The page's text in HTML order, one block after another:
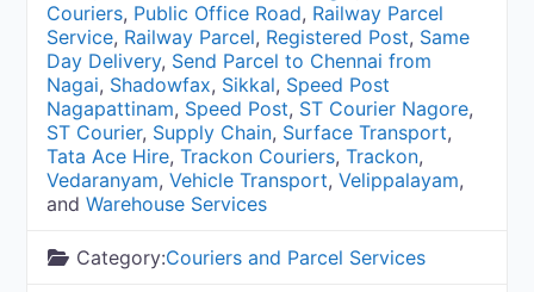
Couriers, Public Office Road, Railway Parcel
Service, Railway Parcel, Registered Post, Same
Day Delivery, Send Parcel to Chennai from
Nagai, Shadowfax, Sikkal, Speed Post
Nagapattinam, Speed Post, ST Courier Nagore,
ST Courier, Supply Chain, Surface Transport,
Tata Ace Hire,Trackon Couriers,Trackon,
Vedaranyam,Vehicle Transport,Velippalayam,
andWarehouse Services
Category:Couriers and Parcel Services